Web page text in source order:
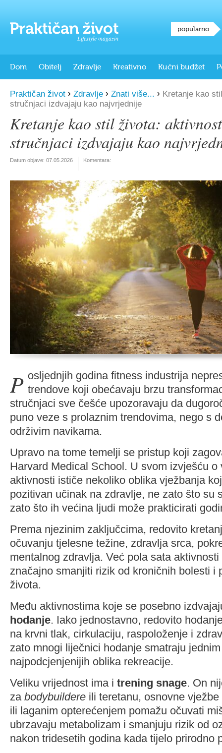
Lifestyle magazin
popularno
Dom Obitelj Zdravlje Kreativno Kućni budžet
Praktičan život › Zdravlje › Znati više... › Kretanje kao
stručnjaci izdvajaju kao najvrjednije
Kretanje kao stil života:
stručnjaci izdvajaju kao
Datum objave: 07.05.2026 Komentara:
Posljednjih godina fitness industrija neprestano izbacuje nove trendove koji obećavaju brzu
stručnjaci sve češće upozoravaju da
puno veze s prolaznim trendovima, nego s
održivim navikama.
Upravo na tome temelji se pristup koji
Harvard Medical School. U svom izvješću o
aktivnosti ističe nekoliko oblika vježbanja
pozitivan učinak na zdravlje, ne zato što su
zato što ih većina ljudi može prakticirati
Prema njezinim zaključcima, redovito
očuvanju tjelesne težine, zdravlja srca,
mentalnog zdravlja. Već pola sata
značajno smanjiti rizik od kroničnih bolesti i
života.
Među aktivnostima koje se posebno
hodanje. Iako jednostavno, redovito
na krvni tlak, cirkulaciju, raspoloženje i
zato mnogi liječnici hodanje smatraju
najpodcjenjenijih oblika rekreacije.
Veliku vrijednost ima i trening snage. On
za bodybuildere ili teretanu, osnovne
ili laganim opterećenjem pomažu očuvati
ubrzavaju metabolizam i smanjuju rizik od
nakon tridesetih godina kada tijelo prirodno